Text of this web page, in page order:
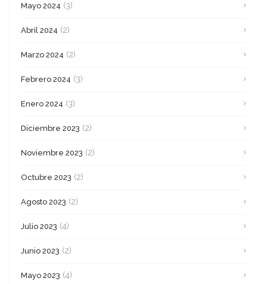
Mayo 2024 (3)
Abril 2024 (2)
Marzo 2024 (2)
Febrero 2024 (3)
Enero 2024 (3)
Diciembre 2023 (2)
Noviembre 2023 (2)
Octubre 2023 (2)
Agosto 2023 (2)
Julio 2023 (4)
Junio 2023 (2)
Mayo 2023 (4)